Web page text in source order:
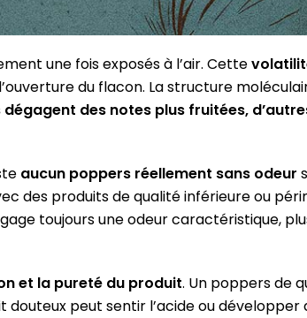
une fois exposés à l’air. Cette
du flacon. La structure
des notes plus fruitées,
aucun poppers réellement sans odeur
des produits de qualité inférieure ou
toujours une odeur caractéristique,
et la pureté du produit. Un poppers de
peut sentir l’acide ou développer